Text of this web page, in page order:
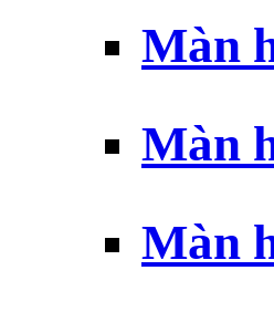
Màn
Màn
Màn